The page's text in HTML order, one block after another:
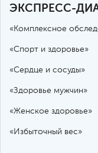
ЭКСПРЕСС-
«Комплексное
«Спорт и здоровье»
«Сердце и сосуды»
«Здоровье мужчин»
«Женское здоровье»
«Избыточный вес»